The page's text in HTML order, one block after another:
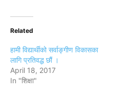
Related
हामी विद्यार्थीको सर्वाङ्गीण विकासका
लागि प्रतिवद्ध छौं ।
April 18, 2017
In "शिक्षा"